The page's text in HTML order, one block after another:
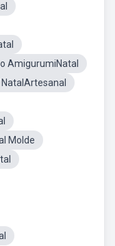
AmigurumiNatal
Molde